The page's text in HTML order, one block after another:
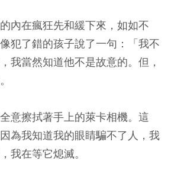
內在瘋狂先和緩下來，如如不
犯了錯的孩子說了一句：「我不
我當然知道他不是故意的。但，
意擦拭著手上的萊卡相機。這
為我知道我的眼睛騙不了人，我
我在等它熄滅。